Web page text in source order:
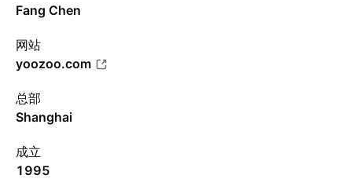
Fang Chen
网站
yoozoo.com
总部
Shanghai
成立
1995